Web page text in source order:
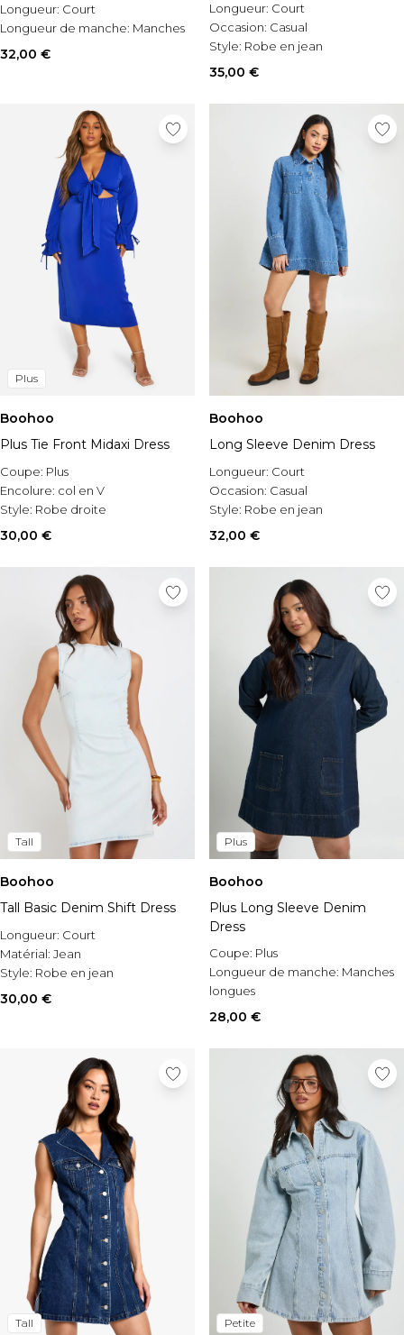
Longueur: Court
Longueur de manche: Manches
longues
32,00 €
Longueur: Court
Occasion: Casual
Style: Robe en jean
35,00 €
Plus
Boohoo
Plus Tie Front Midaxi Dress
Coupe: Plus
Encolure: col en V
Style: Robe droite
30,00 €
Boohoo
Long Sleeve Denim Dress
Longueur: Court
Occasion: Casual
Style: Robe en jean
32,00 €
Tall
Boohoo
Tall Basic Denim Shift Dress
Longueur: Court
Matérial: Jean
Style: Robe en jean
30,00 €
Plus
Boohoo
Plus Long Sleeve Denim
Dress
Coupe: Plus
Longueur de manche: Manches
longues
Style:Robe en jean
28,00 €
Tall Petite